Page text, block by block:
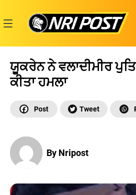
content
ਯੂਕਰੇਨ ਨੇ ਵਲਾਦੀਮੀਰ
ਕੀਤਾ ਹਮਲਾ
By Nripost